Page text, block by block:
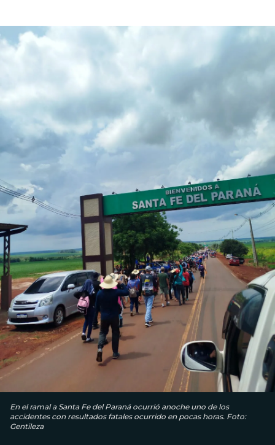
En el ramal a Santa Fe del Paraná ocurrió anoche uno de los
accidentes con resultados fatales ocurrido en pocas horas. Foto:
Gentileza